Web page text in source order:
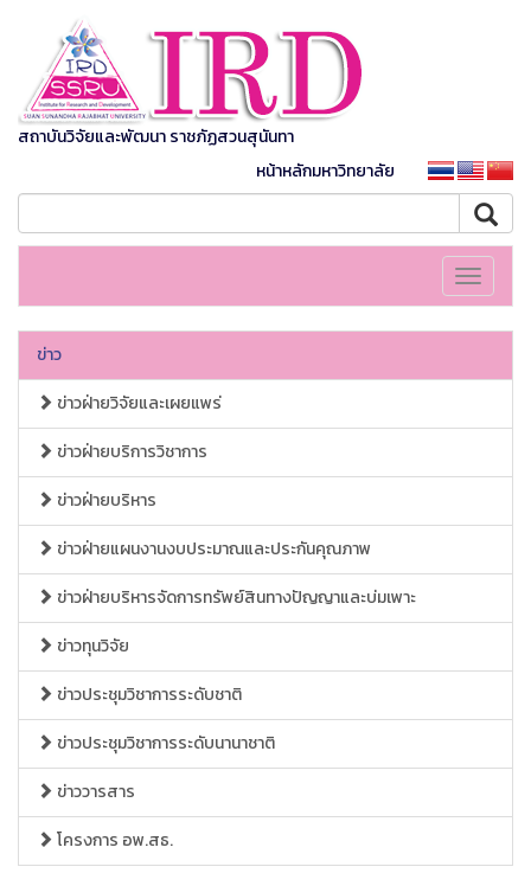
สถาบันวิจัยและพัฒนา ราชภัฏสวนสุนันทา
หน้าหลักมหาวิทยาลัย
Toggle
ข่าว
ข่าวฝ่ายวิจัยและเผยแพร่
ข่าวฝ่ายบริการวิชาการ
ข่าวฝ่ายบริหาร
ข่าวฝ่ายแผนงานงบประมาณและประกันคุณภาพ
ข่าวฝ่ายบริหารจัดการทรัพย์สินทางปัญญาและบ่มเพาะ
ข่าวทุนวิจัย
ข่าวประชุมวิชาการระดับชาติ
ข่าวประชุมวิชาการระดับนานาชาติ
ข่าววารสาร
โครงการ อพ.สธ.